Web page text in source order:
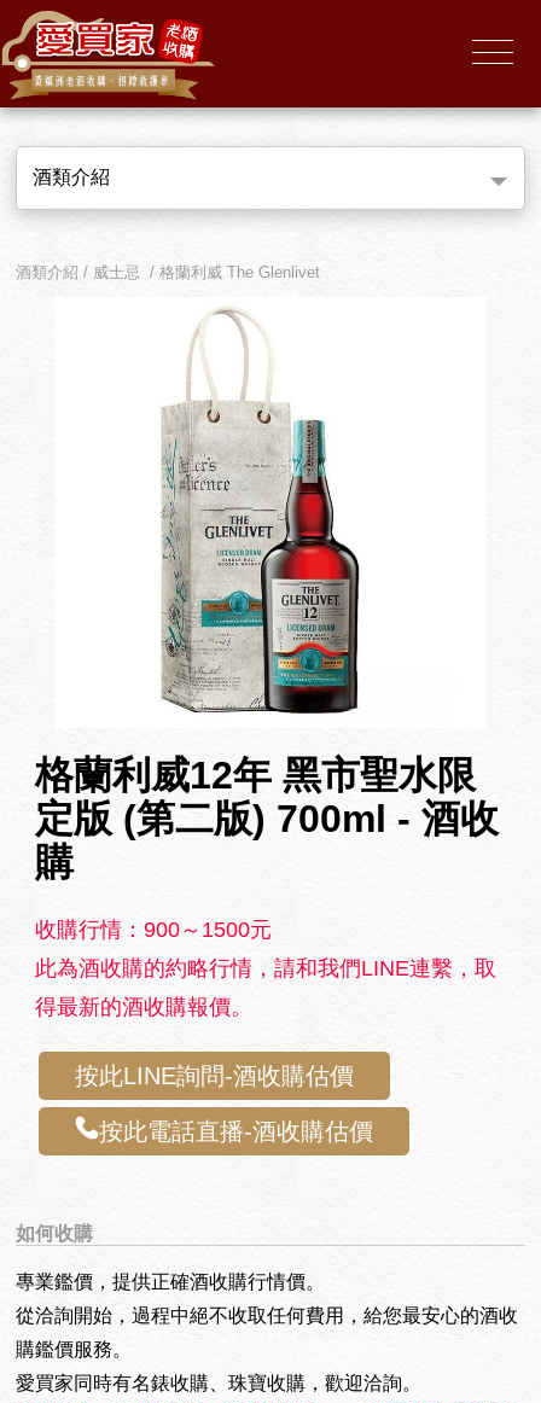
酒類介紹
酒類介紹 / 威士忌 / 格蘭利威 The Glenlivet
格蘭利威12年 黑市聖水限
定版 (第二版) 700ml - 酒收
購
收購行情：900～1500元
此為酒收購的約略行情，請和我們LINE連繫，取
得最新的酒收購報價。
按此LINE詢問-酒收購估價
按此電話直播-酒收購估價
如何收購
專業鑑價，提供正確酒收購行情價。
從洽詢開始，過程中絕不收取任何費用，給您最安心的酒收
購鑑價服務。
愛買家同時有名錶收購、珠寶收購，歡迎洽詢。